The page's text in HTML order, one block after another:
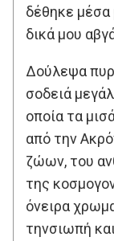
δέθηκε μέσα
δικά μου
Δούλεψα
σοδειά
οποία τα
από την
ζώων, του
της
όνειρα
τηνσιωπή